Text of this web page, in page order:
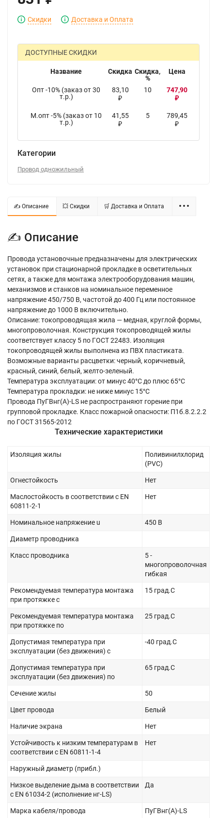
Скидки Доставка и Оплата
ДОСТУПНЫЕ СКИДКИ
Название Скидка Скидка,
%
Цена
Опт -10% (заказ от 30
т.р.)
83,10
₽
10 747,90
₽
М.опт -5% (заказ от 10
т.р.)
41,55
₽
5 789,45
₽
Категории
Провод одножильный
✍ Описание 💥 Скидки 🛒 Доставка и Оплата
✍ Описание
Провода установочные предназначены для электрических
установок при стационарной прокладке в осветительных
сетях, а также для монтажа электрооборудования машин,
механизмов и станков на номинальное переменное
напряжение 450/750 В, частотой до 400 Гц или постоянное
напряжение до 1000 В включительно.
Описание: токопроводящая жила — медная, круглой формы,
многопроволочная. Конструкция токопроводящей жилы
соответствует классу 5 по ГОСТ 22483. Изоляция
токопроводящей жилы выполнена из ПВХ пластиката.
Возможные варианты расцветки: черный, коричневый,
красный, синий, белый, желто-зеленый.
Температура эксплуатации: от минус 40°С до плюс 65°С
Температура прокладки: не ниже минус 15°С
Провода ПуГВнг(А)-LS не распространяют горение при
групповой прокладке. Класс пожарной опасности: П1б.8.2.2.2
по ГОСТ 31565-2012
Технические характеристики
Изоляция жилы
Поливинилхлорид
(PVC)
Огнестойкость Нет
Маслостойкость в соответствии с EN
60811-2-1
Нет
Номинальное напряжение u 450 В
Диаметр проводника
Класс проводника
5 -
многопроволочная
гибкая
Рекомендуемая температура монтажа
при протяжке с
15 град.C
Рекомендуемая температура монтажа
при протяжке по
25 град.C
Допустимая температура при
эксплуатации (без движения) с
-40 град.C
Допустимая температура при
эксплуатации (без движения) по
65 град.C
Сечение жилы 50
Цвет провода Белый
Наличие экрана Нет
Устойчивость к низким температурам в
соответствии с EN 60811-1-4
Нет
Наружный диаметр (прибл.)
Низкое выделение дыма в соответствии
с EN 61034-2 (исполнение нг-LS)
Да
Марка кабеля/провода ПуГВнг(А)-LS